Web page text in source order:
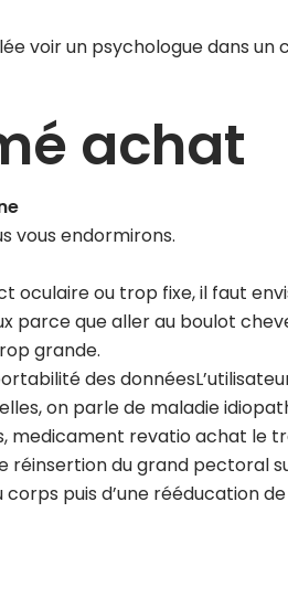
voir un psychologue dans un
achat
vous endormirons.
oculaire ou trop fixe, il faut
parce que aller au boulot
grande.
des
on parle de maladie
medicament revatio achat le
du grand pectoral
puis d’une rééducation de